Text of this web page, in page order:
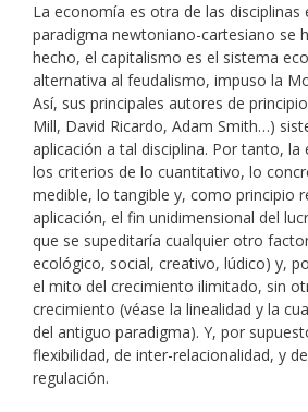
La economía es otra de las disciplinas
paradigma newtoniano-cartesiano se
hecho, el capitalismo es el sistema
alternativa al feudalismo, impuso la
Así, sus principales autores de
Mill, David Ricardo, Adam Smith…)
aplicación a tal disciplina. Por tanto,
los criterios de lo cuantitativo, lo
medible, lo tangible y, como principio
aplicación, el fin unidimensional del
que se supeditaría cualquier otro
ecológico, social, creativo, lúdico) y,
el mito del crecimiento ilimitado, sin
crecimiento (véase la linealidad y la
del antiguo paradigma). Y, por
flexibilidad, de inter-relacionalidad, y
regulación.